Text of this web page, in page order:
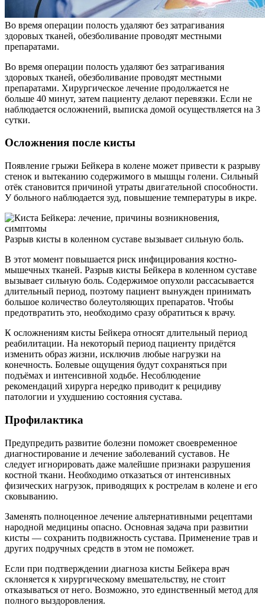
Во время операции полость удаляют без затрагивания
здоровых тканей, обезболивание проводят местными
препаратами.
Во время операции полость удаляют без затрагивания
здоровых тканей, обезболивание проводят местными
препаратами. Хирургическое лечение продолжается не
больше 40 минут, затем пациенту делают перевязки. Если не
наблюдается осложнений, выписка домой осуществляется на 3
сутки.
Осложнения после кисты
Появление грыжи Бейкера в колене может привести к разрыву
стенок и вытеканию содержимого в мышцы голени. Сильный
отёк становится причиной утраты двигательной способности.
У больного наблюдается зуд, повышение температуры в икре.
Разрыв кисты в коленном суставе вызывает сильную боль.
В этот момент повышается риск инфицирования костно-
мышечных тканей. Разрыв кисты Бейкера в коленном суставе
вызывает сильную боль. Содержимое опухоли рассасывается
длительный период, поэтому пациент вынужден принимать
большое количество болеутоляющих препаратов. Чтобы
предотвратить это, необходимо сразу обратиться к врачу.
К осложнениям кисты Бейкера относят длительный период
реабилитации. На некоторый период пациенту придётся
изменить образ жизни, исключив любые нагрузки на
конечность. Болевые ощущения будут сохраняться при
подъёмах и интенсивной ходьбе. Несоблюдение
рекомендаций хирурга нередко приводит к рецидиву
патологии и ухудшению состояния сустава.
Профилактика
Предупредить развитие болезни поможет своевременное
диагностирование и лечение заболеваний суставов. Не
следует игнорировать даже малейшие признаки разрушения
костной ткани. Необходимо отказаться от интенсивных
физических нагрузок, приводящих к рострелам в колене и его
сковыванию.
Заменять полноценное лечение альтернативными рецептами
народной медицины опасно. Основная задача при развитии
кисты — сохранить подвижность сустава. Применение трав и
других подручных средств в этом не поможет.
Если при подтверждении диагноза кисты Бейкера врач
склоняется к хирургическому вмешательству, не стоит
отказываться от него. Возможно, это единственный метод для
полного выздоровления.